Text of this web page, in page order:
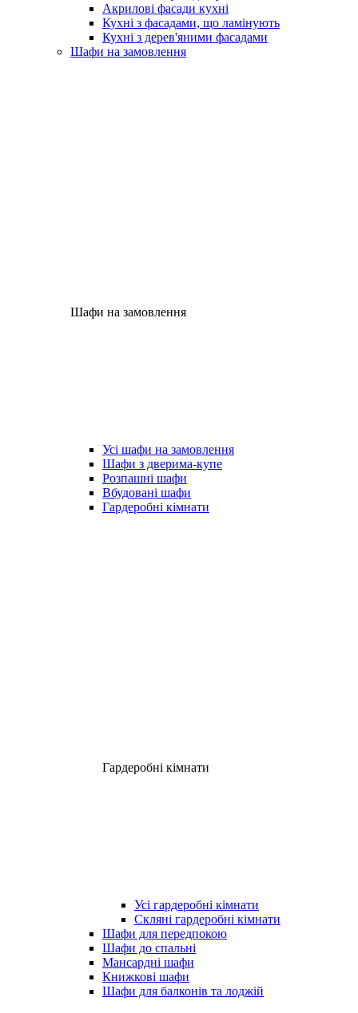
Акрилові фасади кухні
Кухні з фасадами, що ламінують
Кухні з дерев'яними фасадами
Шафи на замовлення
Шафи на замовлення
Усі шафи на замовлення
Шафи з дверима-купе
Розпашні шафи
Вбудовані шафи
Гардеробні кімнати
Гардеробні кімнати
Усі гардеробні кімнати
Скляні гардеробні кімнати
Шафи для передпокою
Шафи до спальні
Мансардні шафи
Книжкові шафи
Шафи для балконів та лоджій